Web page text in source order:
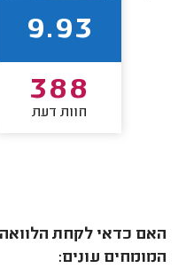
9.93
388
חוות דעת
האם כדאי לקחת
המומחים עונים: